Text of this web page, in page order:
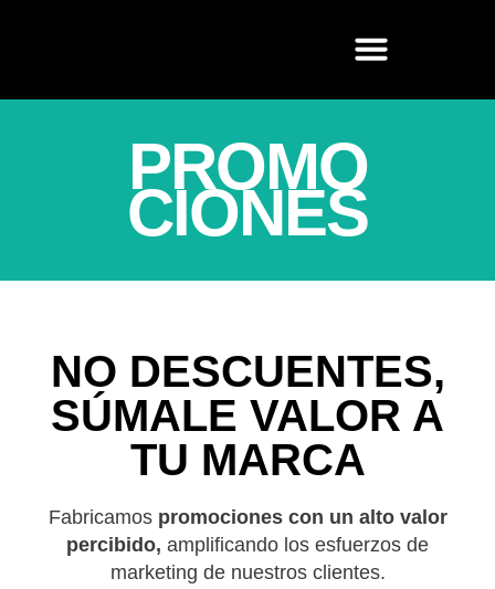
PROMO
CIONES
NO DESCUENTES,
SÚMALE VALOR A
TU MARCA
Fabricamos promociones con un alto valor
percibido, amplificando los esfuerzos de
marketing de nuestros clientes.